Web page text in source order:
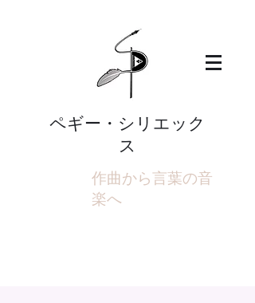
ペギー・シリエック
ス
作曲から言葉の音
楽へ